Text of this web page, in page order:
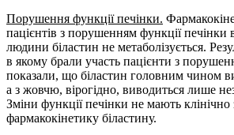
Порушення функції печінки.
пацієнтів з порушенням функції печінки
людини біластин не метаболізується.
в якому брали участь пацієнти з
показали, що біластин головним чином
а з жовчю, вірогідно, виводиться лише
Зміни функції печінки не мають
фармакокінетику біластину.